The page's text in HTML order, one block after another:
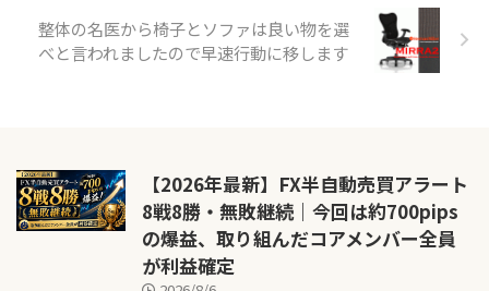
整体の名医から椅子とソファは良い物を選
べと言われましたので早速行動に移します
【2026年最新】FX半自動売買アラート
8戦8勝・無敗継続｜今回は約700pips
の爆益、取り組んだコアメンバー全員
が利益確定